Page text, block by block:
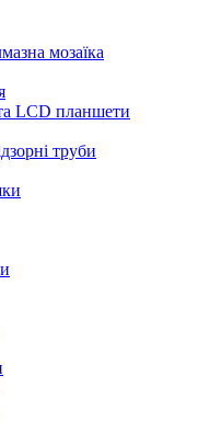
мозаїка
LCD планшети
труби